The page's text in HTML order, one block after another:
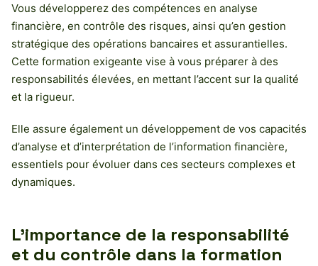
Vous développerez des compétences en analyse
financière, en contrôle des risques, ainsi qu’en gestion
stratégique des opérations bancaires et assurantielles.
Cette formation exigeante vise à vous préparer à des
responsabilités élevées, en mettant l’accent sur la qualité
et la rigueur.
Elle assure également un développement de vos capacités
d’analyse et d’interprétation de l’information financière,
essentiels pour évoluer dans ces secteurs complexes et
dynamiques.
L’importance de la responsabilité
et du contrôle dans la formation